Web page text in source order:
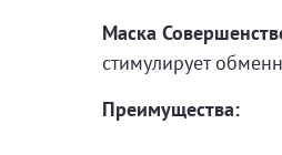
Маска
стимулирует
Преимущества: